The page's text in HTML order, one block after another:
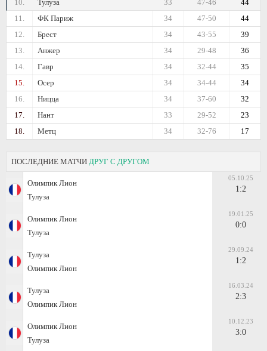
10.
Тулуза 44
47-46
33
11.
ФК Париж 44
47-50
34
12.
Брест 39
43-55
34
13.
Анжер 36
29-48
34
14.
Гавр 35
32-44
34
15.
Осер 34
34-44
34
16.
Ницца 32
37-60
34
17.
Нант 23
29-52
33
18.
Метц 17
32-76
34
ПОСЛЕДНИЕ МАТЧИ ДРУГ С ДРУГОМ
Олимпик Лион
Тулуза
05.10.25
1:2
Олимпик Лион
Тулуза
19.01.25
0:0
Тулуза
Олимпик Лион
29.09.24
1:2
Тулуза
Олимпик Лион
16.03.24
2:3
Олимпик Лион
Тулуза
10.12.23
3:0